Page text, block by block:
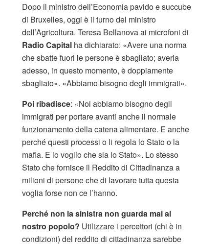
Dopo il ministro dell’Economia pavido e succube
di Bruxelles, oggi è il turno del ministro
dell’Agricoltura. Teresa Bellanova ai microfoni di
Radio Capital ha dichiarato: «Avere una norma
che sbatte fuori le persone è sbagliato; averla
adesso, in questo momento, è doppiamente
sbagliato». «Abbiamo bisogno degli immigrati».
Poi ribadisce: «Noi abbiamo bisogno degli
immigrati per portare avanti anche il normale
funzionamento della catena alimentare. E anche
perché questi processi o li regola lo Stato o la
mafia. E io voglio che sia lo Stato». Lo stesso
Stato che fornisce il Reddito di Cittadinanza a
milioni di persone che di lavorare tutta questa
voglia forse non ce l’hanno.
Perché non la sinistra non guarda mai al
nostro popolo? Utilizzare i percettori (chi è in
condizioni) del reddito di cittadinanza sarebbe